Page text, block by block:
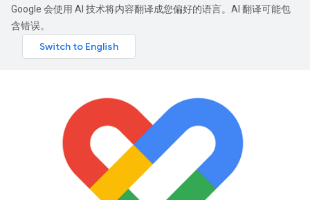
Google 会使用 AI 技术将内容翻译成您偏好的语言。AI 翻译可能包
含错误。